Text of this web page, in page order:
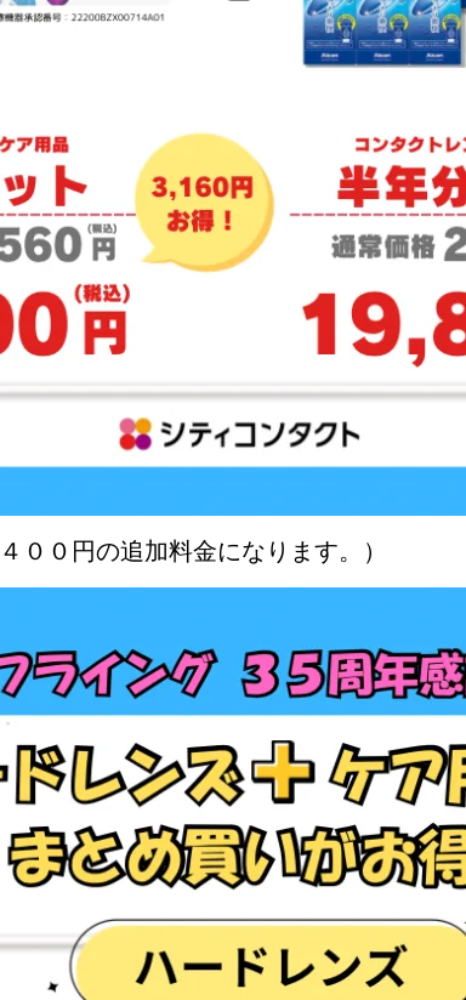
００円の追加料金になります。）